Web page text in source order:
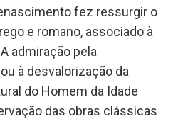
fez ressurgir o
e romano, associado à
admiração pela
à desvalorização da
do Homem da Idade
das obras clássicas